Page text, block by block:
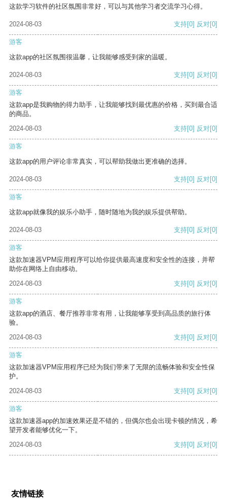
这款学习软件的社区氛围非常好，可以与其他学习者交流学习心得。
2024-08-03 支持[0] 反对[0]
游客
这款app的社区氛围很温馨，让我能够感受到家的温暖。
2024-08-03 支持[0] 反对[0]
游客
这款app是我购物的得力助手，让我能够找到最优惠的价格，买到最合适
的商品。
2024-08-03
支持[0] 反对[0]
游客
这款app的用户评论非常真实，可以帮助我做出更准确的选择。
2024-08-03 支持[0] 反对[0]
游客
这款app就像我的娱乐小助手，随时随地为我的娱乐提供帮助。
2024-08-03 支持[0] 反对[0]
游客
这款加速器VPM应用程序可以给你提供最高速度和安全性的连接，并帮
助你在网络上自由移动。
2024-08-03
支持[0] 反对[0]
游客
这款app的酒店、餐厅推荐非常有用，让我能够享受到高品质的旅行体
验。
2024-08-03
支持[0] 反对[0]
游客
这款加速器VPM应用程序已经为我们带来了无限的流畅体验和安全性保
护。
2024-08-03
支持[0] 反对[0]
游客
这款加速器app的加速效果还是不错的，但偶尔也会出现卡顿的情况，希
望开发者能够优化一下。
2024-08-03
支持[0] 反对[0]
友情链接